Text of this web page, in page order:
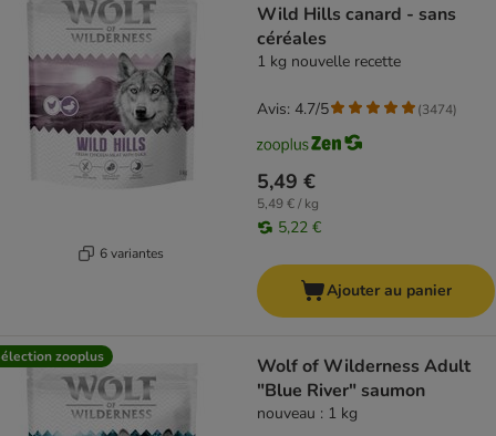
6 variantes
Wild Hills canard - sans
céréales
1 kg nouvelle recette
5,49 €
5,49 € / kg
5,22 €
Avis: 4.7/5 (3474)
Ajouter au panier
zooplus
Wolf of Wilderness Adult
"Blue River" saumon
nouveau : 1 kg